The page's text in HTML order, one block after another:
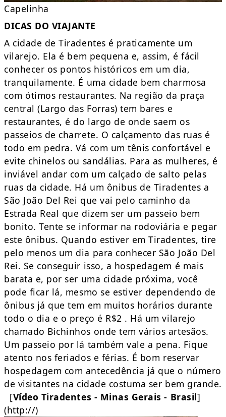
Capelinha
DICAS DO VIAJANTE
A cidade de Tiradentes é praticamente um
vilarejo. Ela é bem pequena e, assim, é fácil
conhecer os pontos históricos em um dia,
tranquilamente. É uma cidade bem charmosa
com ótimos restaurantes. Na região da praça
central (Largo das Forras) tem bares e
restaurantes, é do largo de onde saem os
passeios de charrete. O calçamento das ruas é
todo em pedra. Vá com um tênis confortável e
evite chinelos ou sandálias. Para as mulheres, é
inviável andar com um calçado de salto pelas
ruas da cidade. Há um ônibus de Tiradentes a
São João Del Rei que vai pelo caminho da
Estrada Real que dizem ser um passeio bem
bonito. Tente se informar na rodoviária e pegar
este ônibus. Quando estiver em Tiradentes, tire
pelo menos um dia para conhecer São João Del
Rei. Se conseguir isso, a hospedagem é mais
barata e, por ser uma cidade próxima, você
pode ficar lá, mesmo se estiver dependendo de
ônibus já que tem em muitos horários durante
todo o dia e o preço é R$2 . Há um vilarejo
chamado Bichinhos onde tem vários artesãos.
Um passeio por lá também vale a pena. Fique
atento nos feriados e férias. É bom reservar
hospedagem com antecedência já que o número
de visitantes na cidade costuma ser bem grande.
[Vídeo Tiradentes - Minas Gerais - Brasil]
(http://)